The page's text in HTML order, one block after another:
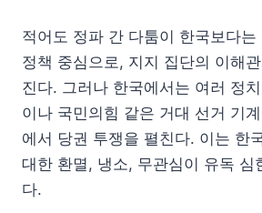
적어도 정파 간 다툼이 한국보다
정책 중심으로, 지지 집단의 이해
진다. 그러나 한국에서는 여러 정
이나 국민의힘 같은 거대 선거 기
에서 당권 투쟁을 펼친다. 이는 한
대한 환멸, 냉소, 무관심이 유독 심
다.